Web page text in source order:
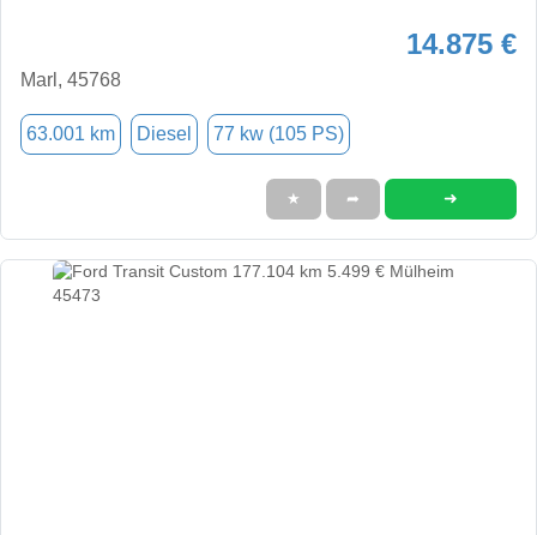
14.875 €
Marl, 45768
63.001 km Diesel 77 kw (105 PS)
★ ➦ ➜